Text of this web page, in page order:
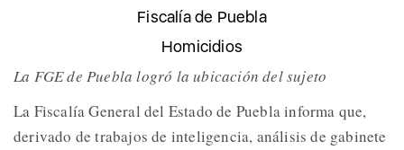
Fiscalía de Puebla
Homicidios
La FGE de Puebla logró la ubicación del sujeto
La Fiscalía General del Estado de Puebla informa que,
derivado de trabajos de inteligencia, análisis de gabinete